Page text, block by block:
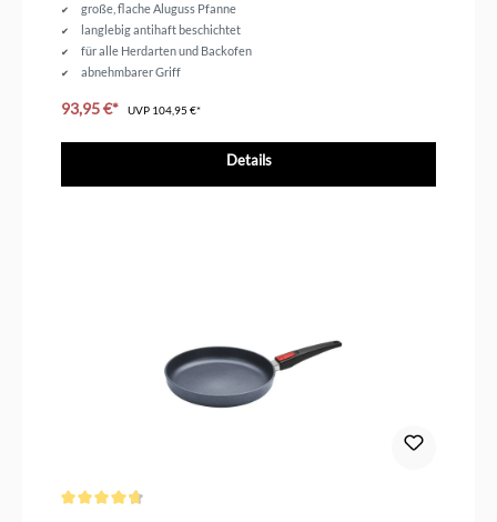
große, flache Aluguss Pfanne
langlebig antihaft beschichtet
für alle Herdarten und Backofen
abnehmbarer Griff
93,95 €* UVP 104,95 €*
Details